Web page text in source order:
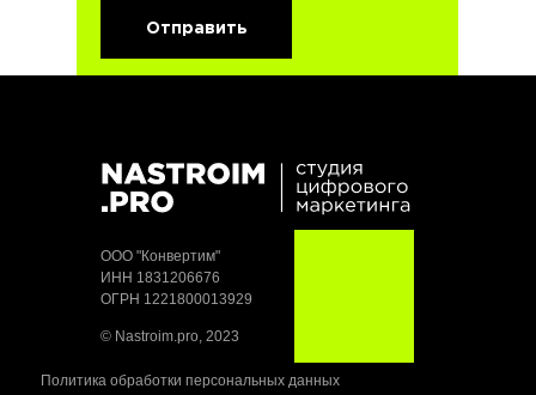
Отправить
© Nastroim.pro, 2023
Политика обработки персональных данных
ООО "Конвертим"
ИНН 1831206676
ОГРН 1221800013929